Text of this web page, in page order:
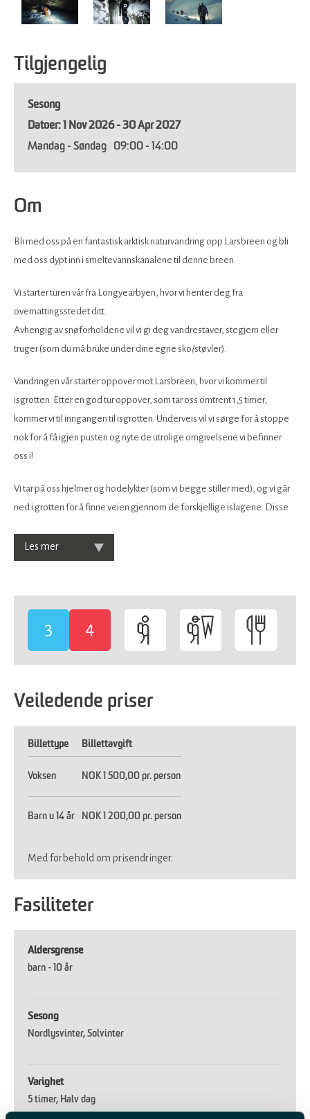
Tilgjengelig
Sesong
1 Nov 2026 - 30 Apr 2027
Mandag - Søndag
09:00 - 14:00
Om
Bli med oss ​​på en fantastisk arktisk naturvandring opp Larsbreen og bli
med oss ​​dypt inn i smeltevannskanalene til denne breen.
Vi starter turen vår fra Longyearbyen, hvor vi henter deg fra
overnattingsstedet ditt.
Avhengig av snøforholdene vil vi gi deg vandrestaver, stegjern eller
truger (som du må bruke under dine egne sko/støvler).
Vandringen vår starter oppover mot Larsbreen, hvor vi kommer til
isgrotten. Etter en god tur oppover, som tar oss omtrent 1,5 timer,
kommer vi til inngangen til isgrotten. Underveis vil vi sørge for å stoppe
nok for å få igjen pusten og nyte de utrolige omgivelsene vi befinner
oss i!
Vi tar på oss hjelmer og hodelykter (som vi begge stiller med), og vi går
ned i grotten for å finne veien gjennom de forskjellige islagene. Disse
Les mer
3 4
Veiledende priser
Billettype Billettavgift
Voksen NOK 1 500,00 pr. person
Barn u 14 år NOK 1 200,00 pr. person
Med forbehold om prisendringer.
Fasiliteter
Aldersgrense
barn - 10 år
Sesong
Nordlysvinter Solvinter
Varighet
5 timer Halv dag